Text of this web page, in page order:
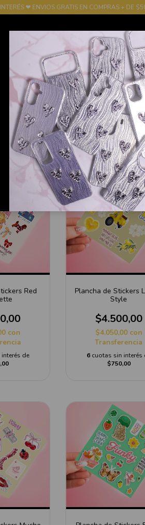
❤ ENVIOS GRATIS EN COMPRAS + DE
de Devolución FRANQUICIAS
Red
con
de
Plancha de Stickers
Style
$4.500,00
$4.050,00 con
Transferencia
6 cuotas sin interés
$750,00